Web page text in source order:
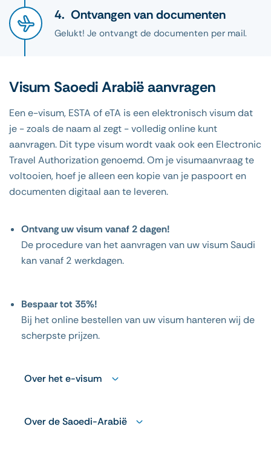
Ontvangen van documenten
Gelukt! Je ontvangt de documenten per mail.
Visum Saoedi Arabië aanvragen
Een e-visum, ESTA of eTA is een elektronisch visum dat
je - zoals de naam al zegt - volledig online kunt
aanvragen. Dit type visum wordt vaak ook een Electronic
Travel Authorization genoemd. Om je visumaanvraag te
voltooien, hoef je alleen een kopie van je paspoort en
documenten digitaal aan te leveren.
Ontvang uw visum vanaf 2 dagen!
De procedure van het aanvragen van uw visum Saudi
kan vanaf 2 werkdagen.
Bespaar tot 35%!
Bij het online bestellen van uw visum hanteren wij de
scherpste prijzen.
Over het e-visum
Over de Saoedi-Arabië